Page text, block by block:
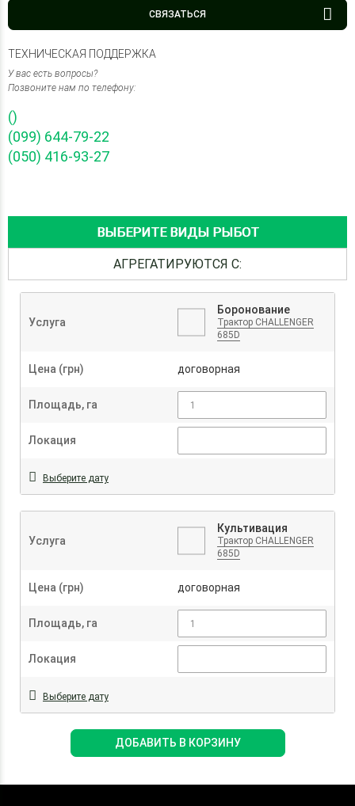
СВЯЗАТЬСЯ
ТЕХНИЧЕСКАЯ ПОДДЕРЖКА
У вас есть вопросы?
Позвоните нам по телефону:
()
(099) 644-79-22
(050) 416-93-27
ВЫБЕРИТЕ ВИДЫ РЫБОТ
АГРЕГАТИРУЮТСЯ С:
Услуга
Боронование
Трактор CHALLENGER
685D
Цена (грн) договорная
Площадь, га
Локация
Выберите дату
Услуга
Культивация
Трактор CHALLENGER
685D
Цена (грн) договорная
Площадь, га
Локация
Выберите дату
ДОБАВИТЬ В КОРЗИНУ